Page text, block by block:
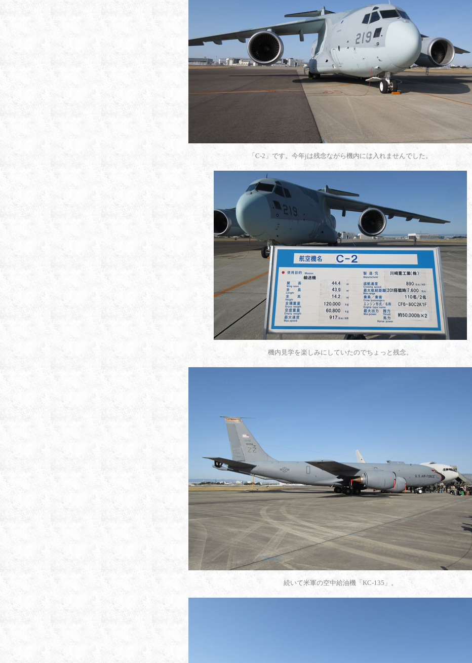
「C-2」です。今年jは残念ながら機内には入れませんでした。
機内見学を楽しみにしていたのでちょっと残念。
続いて米軍の空中給油機「KC-135」。